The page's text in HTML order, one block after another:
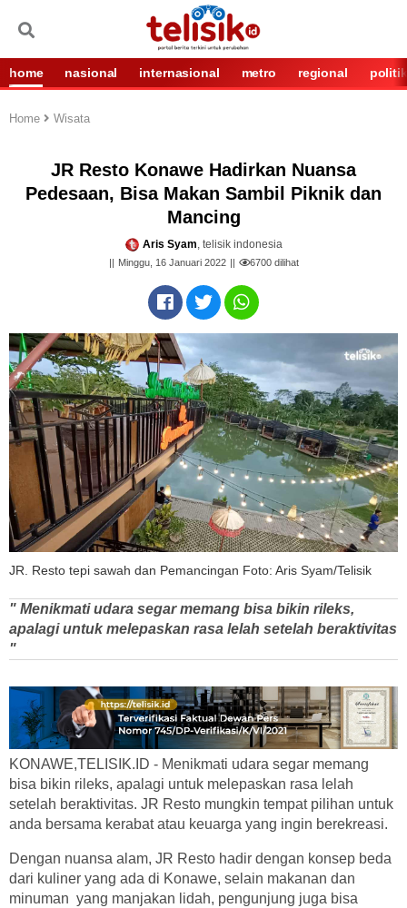
home nasional internasional metro regional politik
Home Wisata
JR Resto Konawe Hadirkan Nuansa
Pedesaan, Bisa Makan Sambil Piknik dan
Mancing
Aris Syam, telisik indonesia
Minggu, 16 Januari 2022 6700dilihat
JR. Resto tepi sawah dan Pemancingan Foto: Aris Syam/Telisik
" Menikmati udara segar memang bisa bikin rileks,
apalagi untuk melepaskan rasa lelah setelah beraktivitas
"
KONAWE,TELISIK.ID - Menikmati udara segar memang
bisa bikin rileks, apalagi untuk melepaskan rasa lelah
setelah beraktivitas. JR Resto mungkin tempat pilihan untuk
anda bersama kerabat atau keuarga yang ingin berekreasi.
Dengan nuansa alam, JR Resto hadir dengan konsep beda
dari kuliner yang ada di Konawe, selain makanan dan
minuman yang manjakan lidah, pengunjung juga bisa